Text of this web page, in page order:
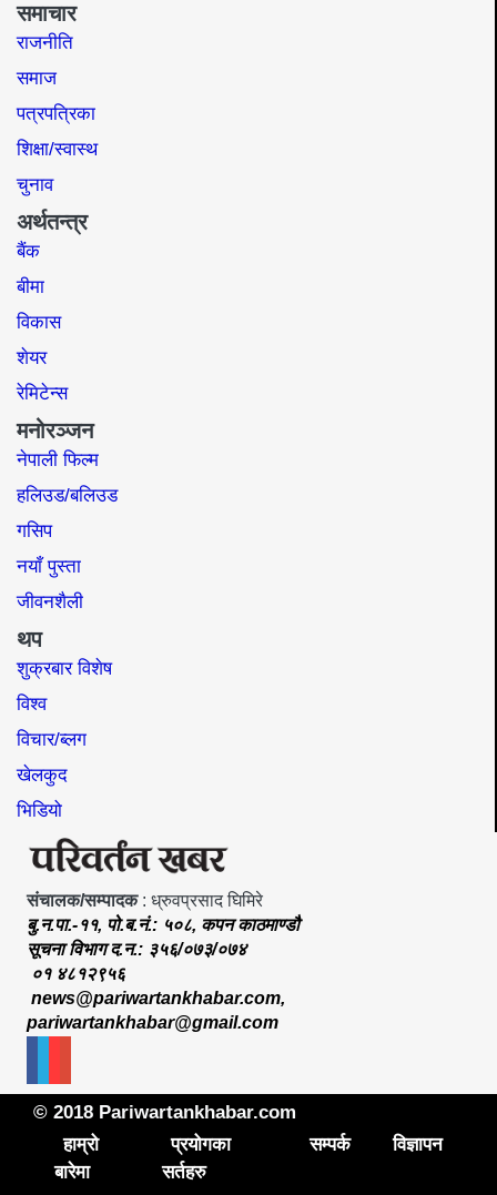
समाचार
राजनीति
समाज​
पत्रपत्रिका
शिक्षा/स्वास्थ
चुनाव
अर्थतन्त्र
बैंक
बीमा
विकास
शेयर
रेमिटेन्स
मनोरञ्जन
नेपाली फिल्म
हलिउड/बलिउड
गसिप
नयाँ पुस्ता
जीवनशैली
थप
शुक्रबार विशेष
विश्व
विचार/ब्लग
खेलकुद
भिडियो
संचालक/सम्पादक: ध्रुवप्रसाद घिमिरे
बु.न.पा.-११, पो.ब.नं.: ५०८, कपन काठमाण्डौ
सूचना विभाग द.न.: ३५६/०७३/०७४
०१ ४८१२९५६
news@pariwartankhabar.com,
pariwartankhabar@gmail.com
© 2018 Pariwartankhabar.com
हाम्रो
बारेमा
प्रयोगका
सर्तहरु
सम्पर्क विज्ञापन